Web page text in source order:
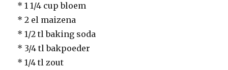
* 1 1/4 cup bloem
* 2 el maizena
* 1/2 tl baking soda
* 3/4 tl bakpoeder
* 1/4 tl zout